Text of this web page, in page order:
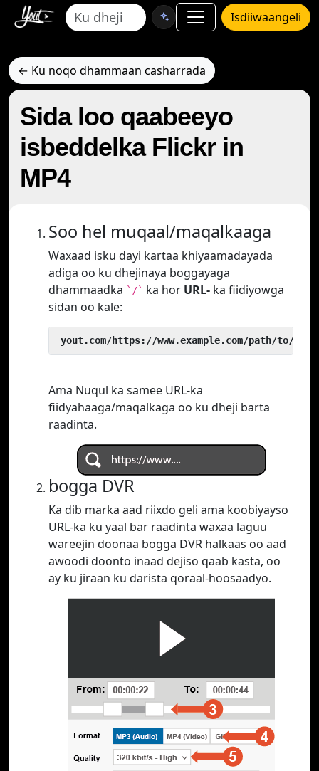
Isdiiwaangeli
← Ku noqo dhammaan casharrada
Sida loo qaabeeyo
isbeddelka Flickr in
MP4
Soo hel muqaal/maqalkaaga
Waxaad isku dayi kartaa khiyaamadayada
adiga oo ku dhejinaya boggayaga
dhammaadka `/` ka hor URL- ka fiidiyowga
sidan oo kale:
yout.com/https://www.example.com/path/to/
Ama Nuqul ka samee URL-ka
fiidyahaaga/maqalkaga oo ku dheji barta
raadinta.
bogga DVR
Ka dib marka aad riixdo geli ama koobiyayso
URL-ka ku yaal bar raadinta waxaa laguu
wareejin doonaa bogga DVR halkaas oo aad
awoodi doonto inaad dejiso qaab kasta, oo
ay ku jiraan ku darista qoraal-hoosaadyo.